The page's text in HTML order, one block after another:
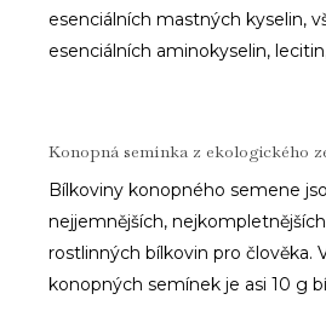
esenciálních mastných kyselin,
esenciálních aminokyselin,
Konopná semínka z ekologického
Bílkoviny konopného semene
nejjemnějších,
rostlinných bílkovin pro člověka.
konopných semínek je asi 10 g